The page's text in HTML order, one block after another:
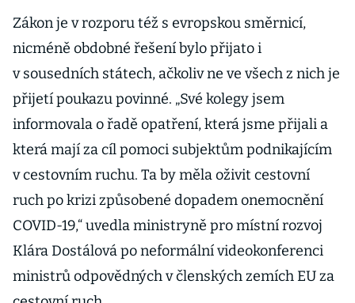
Zákon je v rozporu též s evropskou směrnicí,
nicméně obdobné řešení bylo přijato i
v sousedních státech, ačkoliv ne ve všech z nich je
přijetí poukazu povinné. „Své kolegy jsem
informovala o řadě opatření, která jsme přijali a
která mají za cíl pomoci subjektům podnikajícím
v cestovním ruchu. Ta by měla oživit cestovní
ruch po krizi způsobené dopadem onemocnění
COVID-19,“ uvedla ministryně pro místní rozvoj
Klára Dostálová po neformální videokonferenci
ministrů odpovědných v členských zemích EU za